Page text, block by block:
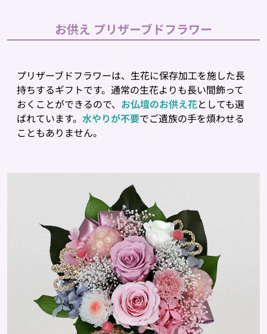
お供え プリザーブドフラワー
プリザーブドフラワーは、生花に保存加工を施した長
持ちするギフトです。通常の生花よりも長い間飾って
おくことができるので、 お仏壇のお供え花としても選
ばれています。 水やりが不要でご遺族の手を煩わせる
こともありません。